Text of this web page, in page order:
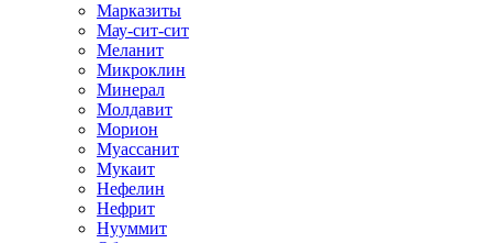
Марказиты
Мау-сит-сит
Меланит
Микроклин
Минерал
Молдавит
Морион
Муассанит
Мукаит
Нефелин
Нефрит
Нууммит